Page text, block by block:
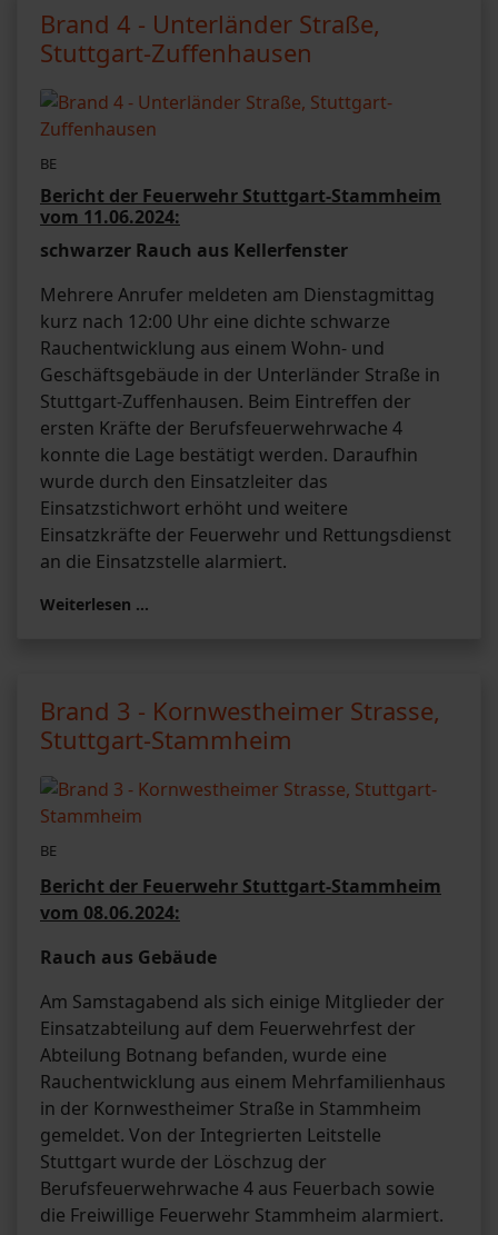
Brand 4 - Unterländer Straße,
Stuttgart-Zuffenhausen
BE
Bericht der Feuerwehr Stuttgart-Stammheim
vom 11.06.2024:
schwarzer Rauch aus Kellerfenster
Mehrere Anrufer meldeten am Dienstagmittag
kurz nach 12:00 Uhr eine dichte schwarze
Rauchentwicklung aus einem Wohn- und
Geschäftsgebäude in der Unterländer Straße in
Stuttgart-Zuffenhausen. Beim Eintreffen der
ersten Kräfte der Berufsfeuerwehrwache 4
konnte die Lage bestätigt werden. Daraufhin
wurde durch den Einsatzleiter das
Einsatzstichwort erhöht und weitere
Einsatzkräfte der Feuerwehr und Rettungsdienst
an die Einsatzstelle alarmiert.
Weiterlesen …
Brand 3 - Kornwestheimer Strasse,
Stuttgart-Stammheim
BE
Bericht der Feuerwehr Stuttgart-Stammheim
vom 08.06.2024:
Rauch aus Gebäude
Am Samstagabend als sich einige Mitglieder der
Einsatzabteilung auf dem Feuerwehrfest der
Abteilung Botnang befanden, wurde eine
Rauchentwicklung aus einem Mehrfamilienhaus
in der Kornwestheimer Straße in Stammheim
gemeldet. Von der Integrierten Leitstelle
Stuttgart wurde der Löschzug der
Berufsfeuerwehrwache 4 aus Feuerbach sowie
die Freiwillige Feuerwehr Stammheim alarmiert.